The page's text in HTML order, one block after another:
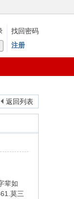
找回密码
注册
返回列表
辈如
莫三